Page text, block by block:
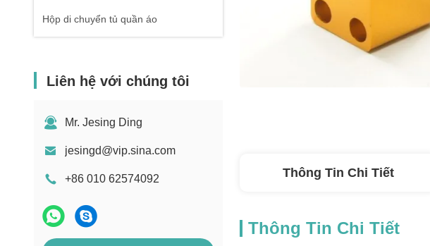
Hộp di chuyển tủ quần áo
Liên hệ với chúng tôi
Mr. Jesing Ding
jesingd@vip.sina.com
+86 010 62574092 Thông Tin Chi Tiết
Thông Tin Chi Tiết